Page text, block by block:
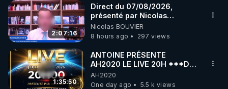
2:07:16
Direct du 07/08/2026,
présenté par Nicolas
BOUVIER
Nicolas BOUVIER
8 hours ago
297 views
1:35:50
ANTOINE PRÉSENTE
AH2020 LE LIVE 20H ***DU
06/08/2026***
AH2020
One day ago
5.5 k views